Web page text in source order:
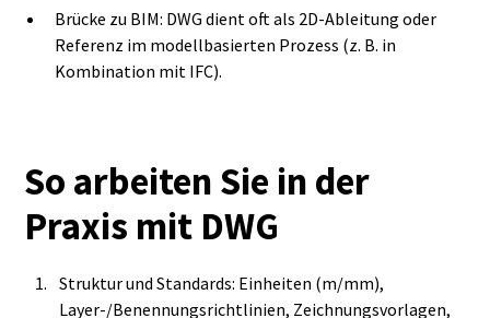
Brücke zu BIM: DWG dient oft als 2D‑Ableitung oder
Referenz im modellbasierten Prozess (z. B. in
Kombination mit IFC).
So arbeiten Sie in der
Praxis mit DWG
Struktur und Standards: Einheiten (m/mm),
Layer‑/Benennungsrichtlinien, Zeichnungsvorlagen,